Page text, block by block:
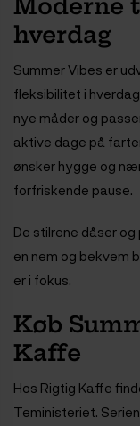
Moderne
hverdag
Summer Vibes er
fleksibilitet i
nye måder og
aktive dage på
ønsker hygge og
forfriskende pause.
De stilrene dåser
en nem og bekvem
er i fokus.
Køb
Kaffe
Hos Rigtig Kaffe
Teministeriet.